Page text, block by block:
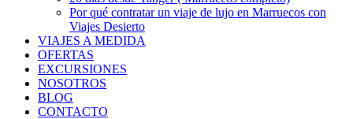
Por qué contratar un viaje de lujo en Marruecos con
Viajes Desierto
VIAJES A MEDIDA
OFERTAS
EXCURSIONES
NOSOTROS
BLOG
CONTACTO